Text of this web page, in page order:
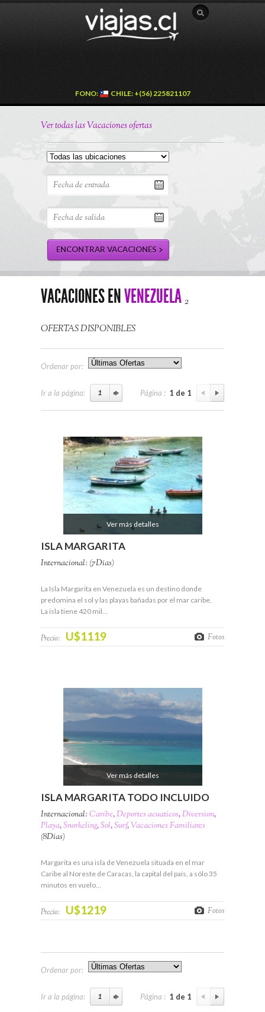
FONO: CHILE: +(56) 225821107
Ver todas las Vacaciones ofertas
VACACIONES ENVENEZUELA 2
OFERTAS DISPONIBLES
Ordenar por:
Ir a la página: Página : 1 de 1
Ver más detalles
ISLA MARGARITA
Internacional: (7Días)
La Isla Margarita en Venezuela es un destino donde
predomina el sol y las playas bañadas por el mar caribe.
La isla tiene 420 mil…
Precio: U$1119 Fotos
Ver más detalles
ISLA MARGARITA TODO INCLUIDO
Internacional: Caribe,Deportes acuaticos,Diversion,
Playa,Snorkeling,Sol,Surf,Vacaciones Familiares
(8Días)
Margarita es una isla de Venezuela situada en el mar
Caribe al Noreste de Caracas, la capital del país, a sólo 35
minutos en vuelo…
Precio: U$1219 Fotos
Ordenar por:
Ir a la página: Página : 1 de 1